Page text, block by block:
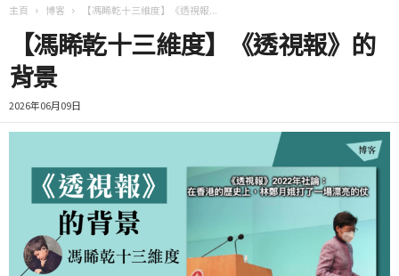
主頁 博客 【馮睎乾十三維度】《透視報...
【馮睎乾十三維度】《透視報》的
背景
2026年06月09日